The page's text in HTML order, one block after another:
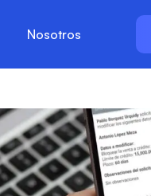
Nosotros